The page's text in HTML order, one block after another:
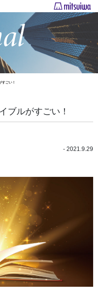
すごい！
ブルがすごい！
- 2021.9.29